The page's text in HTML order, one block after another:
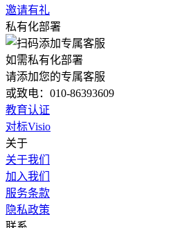
邀请有礼
私有化部署
如需私有化部署
请添加您的专属客服
或致电：010-86393609
教育认证
对标Visio
关于
关于我们
加入我们
服务条款
隐私政策